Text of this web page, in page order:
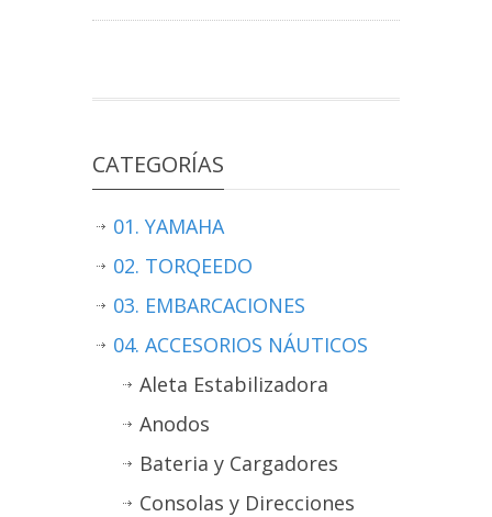
CATEGORÍAS
01. YAMAHA
02. TORQEEDO
03. EMBARCACIONES
04. ACCESORIOS NÁUTICOS
Aleta Estabilizadora
Anodos
Bateria y Cargadores
Consolas y Direcciones